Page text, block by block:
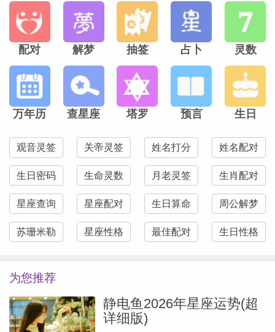
配对 解梦 抽签 占卜 灵数
万年历 查星座 塔罗 预言 生日
观音灵签 关帝灵签 姓名打分 姓名配对
生日密码 生命灵数 月老灵签 生肖配对
星座查询 星座配对 生日算命 周公解梦
苏珊米勒 星座性格 最佳配对 生日性格
为您推荐
静电鱼2026年星座运势(超
详细版)